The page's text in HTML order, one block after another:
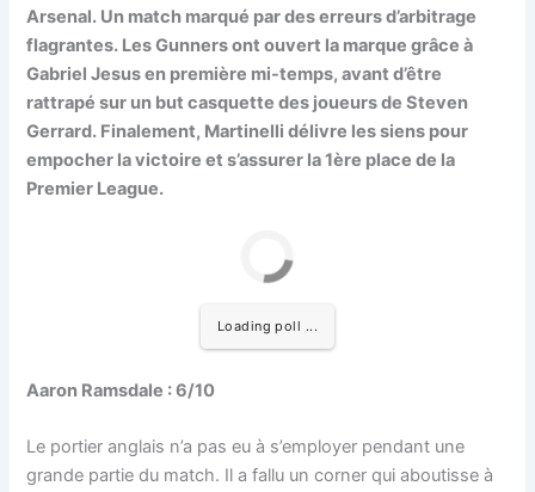
Arsenal. Un match marqué par des erreurs d’arbitrage
flagrantes. Les Gunners ont ouvert la marque grâce à
Gabriel Jesus en première mi-temps, avant d’être
rattrapé sur un but casquette des joueurs de Steven
Gerrard. Finalement, Martinelli délivre les siens pour
empocher la victoire et s’assurer la 1ère place de la
Premier League.
Loading poll ...
Aaron Ramsdale : 6/10
Le portier anglais n’a pas eu à s’employer pendant une
grande partie du match. Il a fallu un corner qui aboutisse à